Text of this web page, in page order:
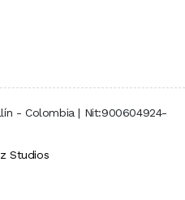
- Colombia | Nit:900604924-
Studios